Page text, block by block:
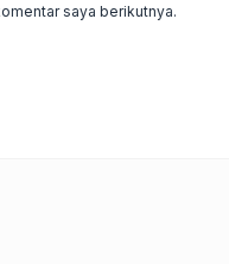
saya berikutnya.